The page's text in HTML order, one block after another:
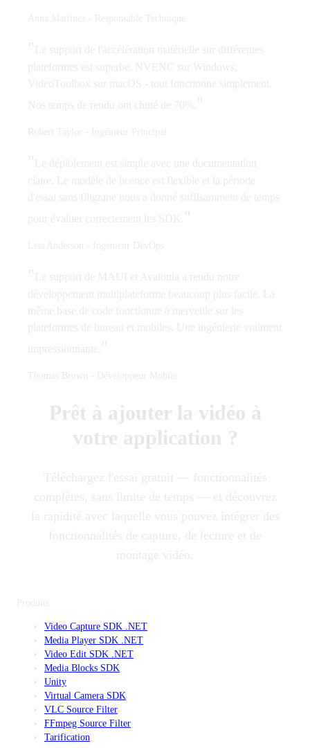
Anna Martinez - Responsable Technique
" Le support de l'accélération matérielle sur différentes
plateformes est superbe. NVENC sur Windows,
VideoToolbox sur macOS - tout fonctionne simplement.
Nos temps de rendu ont chuté de 70%. "
Robert Taylor - Ingénieur Principal
" Le déploiement est simple avec une documentation
claire. Le modèle de licence est flexible et la période
d'essai sans filigrane nous a donné suffisamment de temps
pour évaluer correctement les SDK. "
Lisa Anderson - Ingénieur DevOps
" Le support de MAUI et Avalonia a rendu notre
développement multiplateforme beaucoup plus facile. La
même base de code fonctionne à merveille sur les
plateformes de bureau et mobiles. Une ingénierie vraiment
impressionnante. "
Thomas Brown - Développeur Mobile
Prêt à ajouter la vidéo à
votre application ?
Téléchargez l'essai gratuit — fonctionnalités
complètes, sans limite de temps — et découvrez
la rapidité avec laquelle vous pouvez intégrer des
fonctionnalités de capture, de lecture et de
montage vidéo.
Produits
Video Capture SDK .NET
Media Player SDK .NET
Video Edit SDK .NET
Media Blocks SDK
Unity
Virtual Camera SDK
VLC Source Filter
FFmpeg Source Filter
Tarification